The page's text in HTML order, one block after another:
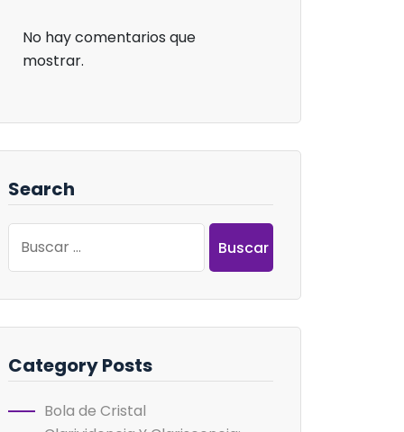
No hay comentarios que
mostrar.
Search
Category Posts
Bola de Cristal